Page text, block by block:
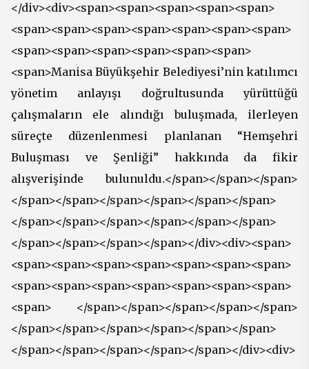
</div><div><span><span><span><span><span>
<span><span><span><span><span><span><span>
<span><span><span><span><span><span>
<span>Manisa Büyükşehir Belediyesi’nin katılımcı
yönetim anlayışı doğrultusunda yürüttüğü
çalışmaların ele alındığı buluşmada, ilerleyen
süreçte düzenlenmesi planlanan “Hemşehri
Buluşması ve Şenliği” hakkında da fikir
alışverişinde bulunuldu.</span></span></span>
</span></span></span></span></span></span>
</span></span></span></span></span></span>
</span></span></span></span></div><div><span>
<span><span><span><span><span><span><span>
<span><span><span><span><span><span><span>
<span> </span></span></span></span></span>
</span></span></span></span></span></span>
</span></span></span></span></span></div><div>